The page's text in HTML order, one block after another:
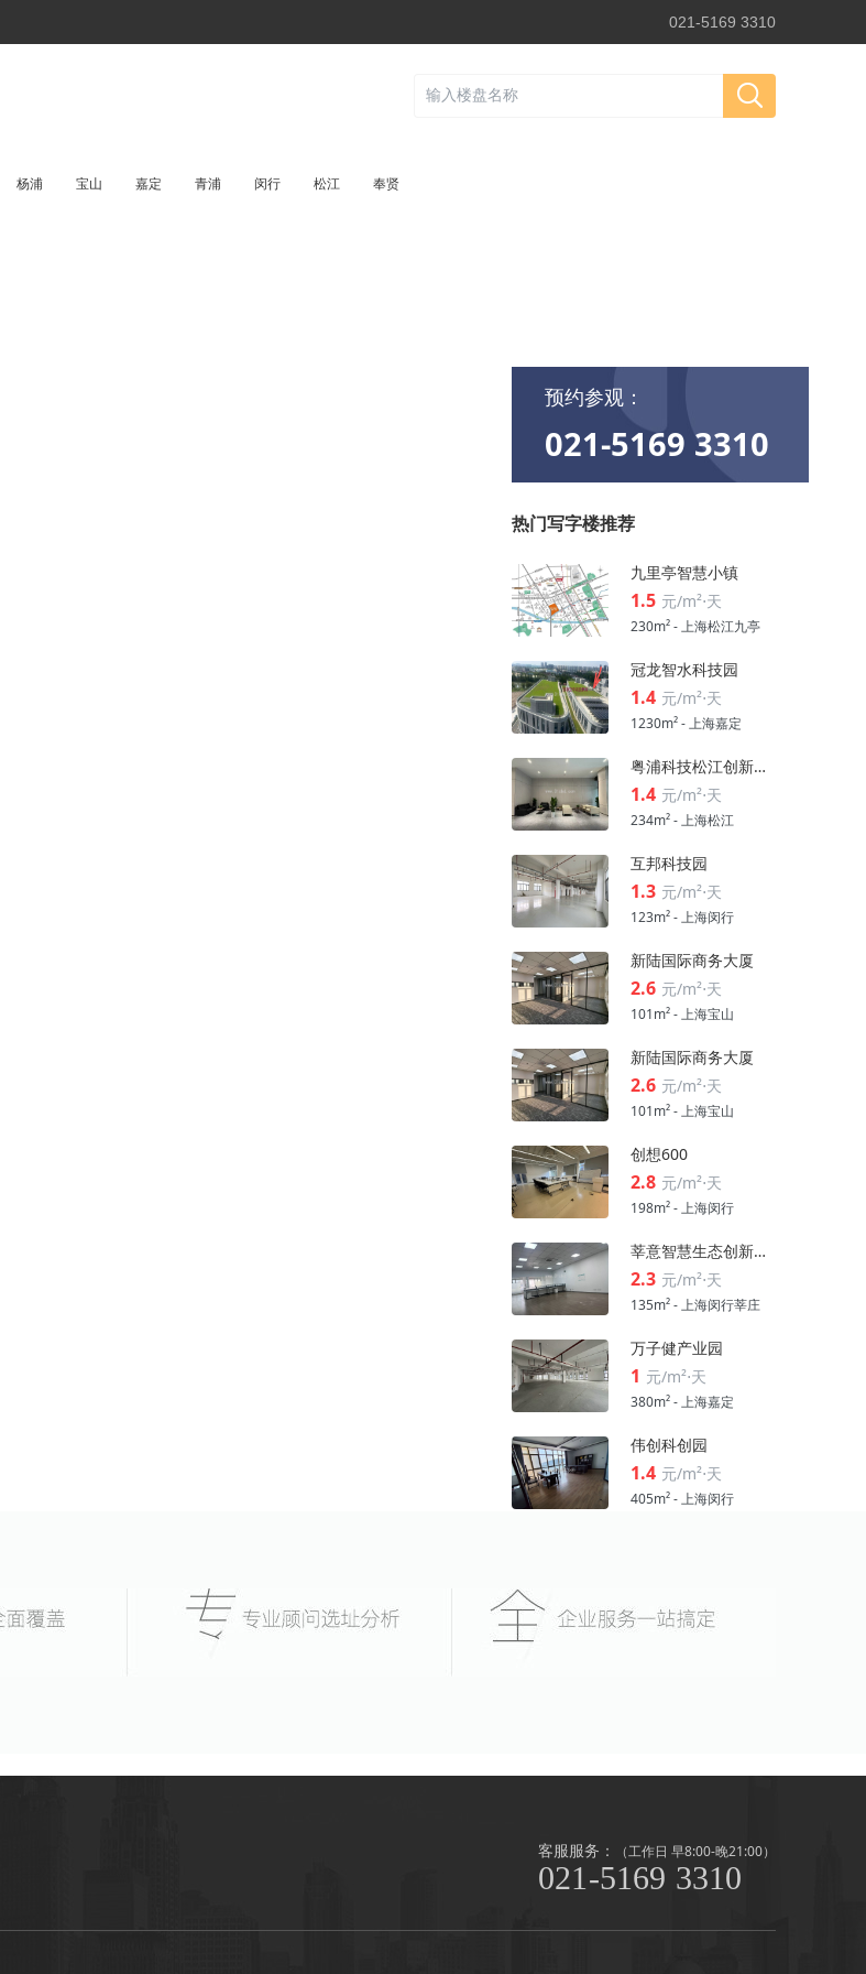
021-5169 3310
杨浦 宝山 嘉定 青浦 闵行 松江 奉贤
预约参观：
021-5169 3310
热门写字楼推荐
九里亭智慧小镇
1.5 元/m²⋅天
230m² - 上海松江九亭
冠龙智水科技园
1.4 元/m²⋅天
1230m² - 上海嘉定
粤浦科技松江创新中心
1.4 元/m²⋅天
234m² - 上海松江
互邦科技园
1.3 元/m²⋅天
123m² - 上海闵行
新陆国际商务大厦
2.6 元/m²⋅天
101m² - 上海宝山
新陆国际商务大厦
2.6 元/m²⋅天
101m² - 上海宝山
创想600
2.8 元/m²⋅天
198m² - 上海闵行
莘意智慧生态创新科技园
2.3 元/m²⋅天
135m² - 上海闵行莘庄
万子健产业园
1 元/m²⋅天
380m² - 上海嘉定
伟创科创园
1.4 元/m²⋅天
405m² - 上海闵行
客服服务： （工作日 早8:00-晚21:00）
021-5169 3310